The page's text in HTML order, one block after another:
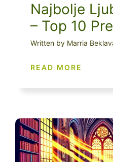
Najbolje
– Top 10
Written by Marria
READ MORE